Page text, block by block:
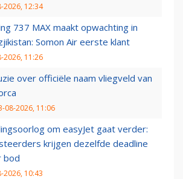
2026, 12:34
737 MAX maakt opwachting in
Somon Air eerste klant
2026, 11:26
over officiële naam vliegveld van
08-2026, 11:06
om easyJet gaat verder:
krijgen dezelfde deadline
bod
2026, 10:43